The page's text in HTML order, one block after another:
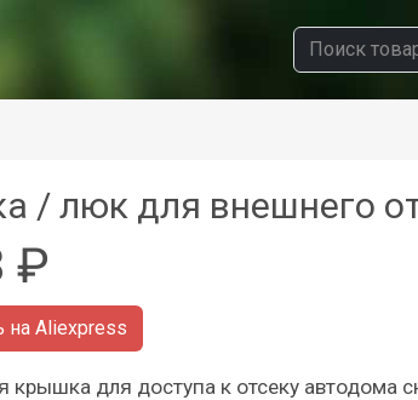
/ люк для внешнего
₽
на Aliexpress
крышка для доступа к отсеку автодома